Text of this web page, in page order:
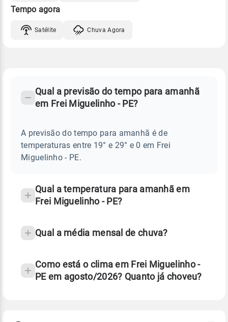
Tempo agora
Satélite Chuva Agora
MIGUELINHO
Perguntas
sobre
chuva
Qual a previsão do tempo para amanhã
em Frei Miguelinho - PE?
A previsão do tempo para amanhã é de
temperaturas entre 19° e 29° e 0 em Frei
Miguelinho - PE.
Qual a temperatura para amanhã em
Frei Miguelinho - PE?
Qual a média mensal de chuva?
Como está o clima em Frei Miguelinho -
PE em agosto/2026? Quanto já choveu?